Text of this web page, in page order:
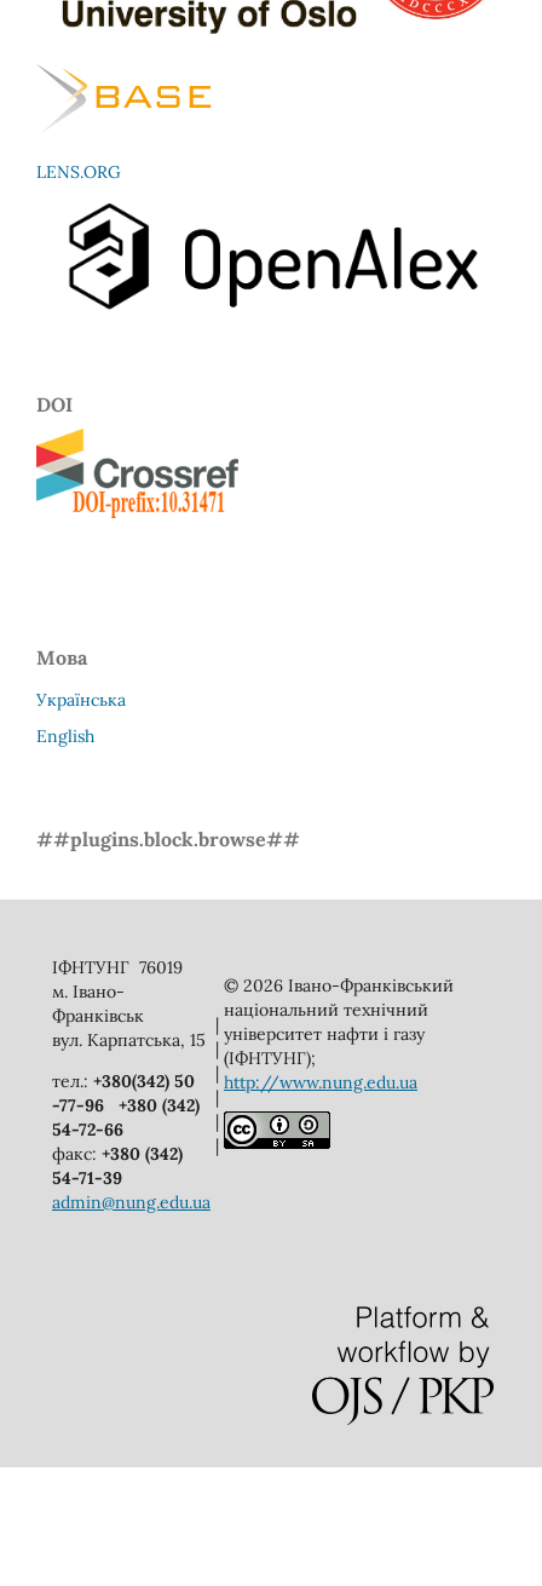
LENS.ORG
DOI
Мова
Українська
English
##plugins.block.browse##
ІФНТУНГ 76019
м. Івано-
Франківськ
вул. Карпатська, 15
тел.: +380(342) 50
-77-96
+380 (342)
54-72-66
факс: +380 (342)
54-71-39
admin@nung.edu.ua
|
|
|
|
|
|
© 2026 Івано-Франківський
національний технічний
університет нафти і газу
(ІФНТУНГ);
http://www.nung.edu.ua